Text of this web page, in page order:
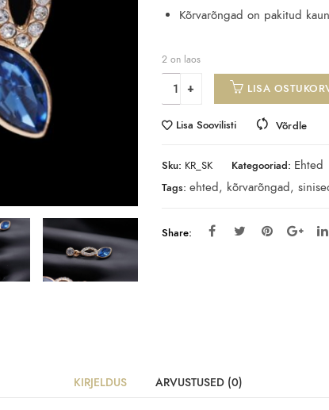
Kõrvarõngad on pakitud
2 on laos
LISA
Lisa Soovilisti Võrdle
Sku: KR_SK Kategooriad: Ehted
Tags: ehted, kõrvarõngad,
Share:
KIRJELDUS ARVUSTUSED (0)